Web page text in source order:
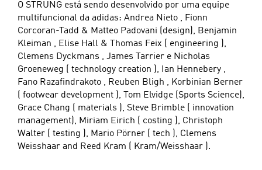
O STRUNG está sendo desenvolvido por uma equipe
multifuncional da adidas: Andrea Nieto , Fionn
Corcoran-Tadd & Matteo Padovani (design), Benjamin
Kleiman , Elise Hall & Thomas Feix ( engineering ),
Clemens Dyckmans , James Tarrier e Nicholas
Groeneweg ( technology creation ), Ian Hennebery ,
Fano Razafindrakoto , Reuben Bligh , Korbinian Berner
( footwear development ), Tom Elvidge (Sports Science),
Grace Chang ( materials ), Steve Brimble ( innovation
management), Miriam Eirich ( costing ), Christoph
Walter ( testing ), Mario Pörner ( tech ), Clemens
Weisshaar and Reed Kram ( Kram/Weisshaar ).